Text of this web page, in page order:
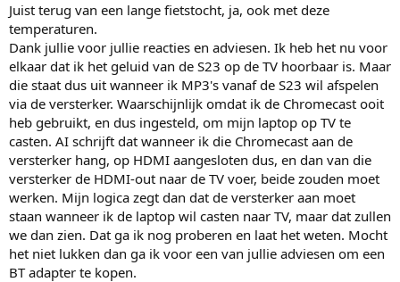
Juist terug van een lange fietstocht, ja, ook met deze
temperaturen.
Dank jullie voor jullie reacties en adviesen. Ik heb het nu voor
elkaar dat ik het geluid van de S23 op de TV hoorbaar is. Maar
die staat dus uit wanneer ik MP3's vanaf de S23 wil afspelen
via de versterker. Waarschijnlijk omdat ik de Chromecast ooit
heb gebruikt, en dus ingesteld, om mijn laptop op TV te
casten. AI schrijft dat wanneer ik die Chromecast aan de
versterker hang, op HDMI aangesloten dus, en dan van die
versterker de HDMI-out naar de TV voer, beide zouden moet
werken. Mijn logica zegt dan dat de versterker aan moet
staan wanneer ik de laptop wil casten naar TV, maar dat zullen
we dan zien. Dat ga ik nog proberen en laat het weten. Mocht
het niet lukken dan ga ik voor een van jullie adviesen om een
BT adapter te kopen.